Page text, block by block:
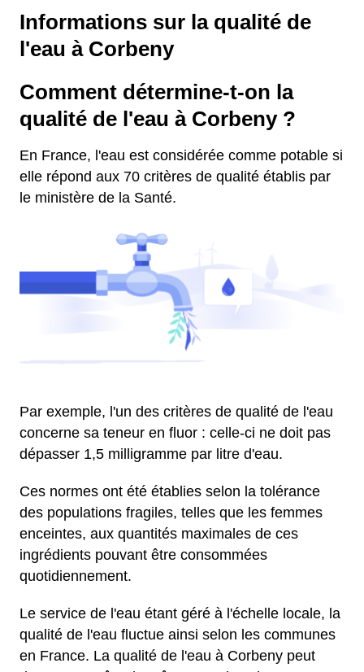
Informations sur la qualité de
l'eau à Corbeny
Comment détermine-t-on la
qualité de l'eau à Corbeny ?
En France, l'eau est considérée comme potable si
elle répond aux 70 critères de qualité établis par
le ministère de la Santé.
Par exemple, l'un des critères de qualité de l'eau
concerne sa teneur en fluor : celle-ci ne doit pas
dépasser 1,5 milligramme par litre d'eau.
Ces normes ont été établies selon la tolérance
des populations fragiles, telles que les femmes
enceintes, aux quantités maximales de ces
ingrédients pouvant être consommées
quotidiennement.
Le service de l'eau étant géré à l'échelle locale, la
qualité de l'eau fluctue ainsi selon les communes
en France. La qualité de l'eau à Corbeny peut